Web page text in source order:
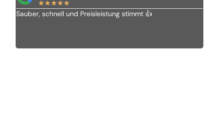
★★★★★
Sauber, schnell und Preisleistung stimmt 👍